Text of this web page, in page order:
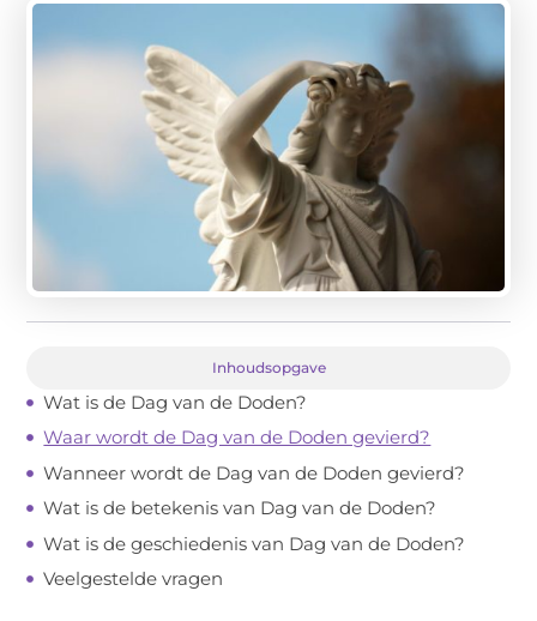
Inhoudsopgave
Wat is de Dag van de Doden?
Waar wordt de Dag van de Doden gevierd?
Wanneer wordt de Dag van de Doden gevierd?
Wat is de betekenis van Dag van de Doden?
Wat is de geschiedenis van Dag van de Doden?
Veelgestelde vragen